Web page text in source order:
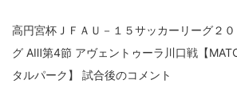
高円宮杯ＪＦＡＵ－１５サッカーリーグ２
グ AⅢ第4節 アヴェントゥーラ川口戦【
タルパーク】 試合後のコメント